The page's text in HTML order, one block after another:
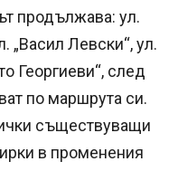
продължава: ул.
„Васил Левски“, ул.
Георгиеви“, след
по маршрута си.
съществуващи
в променения